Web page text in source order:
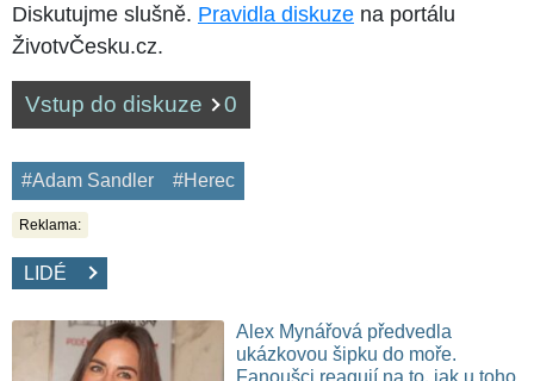
Diskutujme slušně. Pravidla diskuze na portálu
ŽivotvČesku.cz.
Vstup do diskuze 0
#Adam Sandler #Herec
Reklama:
LIDÉ
Alex Mynářová předvedla
ukázkovou šipku do moře.
Fanoušci reagují na to, jak u toho